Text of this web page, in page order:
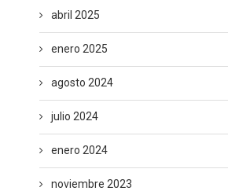
abril 2025
enero 2025
agosto 2024
julio 2024
enero 2024
noviembre 2023